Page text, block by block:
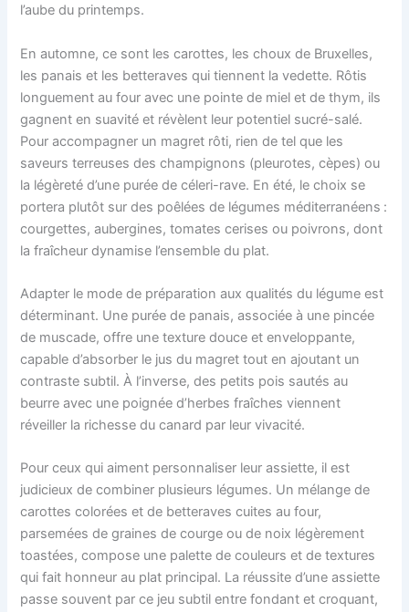
l’aube du printemps.
En automne, ce sont les carottes, les choux de Bruxelles,
les panais et les betteraves qui tiennent la vedette. Rôtis
longuement au four avec une pointe de miel et de thym, ils
gagnent en suavité et révèlent leur potentiel sucré-salé.
Pour accompagner un magret rôti, rien de tel que les
saveurs terreuses des champignons (pleurotes, cèpes) ou
la légèreté d’une purée de céleri-rave. En été, le choix se
portera plutôt sur des poêlées de légumes méditerranéens :
courgettes, aubergines, tomates cerises ou poivrons, dont
la fraîcheur dynamise l’ensemble du plat.
Adapter le mode de préparation aux qualités du légume est
déterminant. Une purée de panais, associée à une pincée
de muscade, offre une texture douce et enveloppante,
capable d’absorber le jus du magret tout en ajoutant un
contraste subtil. À l’inverse, des petits pois sautés au
beurre avec une poignée d’herbes fraîches viennent
réveiller la richesse du canard par leur vivacité.
Pour ceux qui aiment personnaliser leur assiette, il est
judicieux de combiner plusieurs légumes. Un mélange de
carottes colorées et de betteraves cuites au four,
parsemées de graines de courge ou de noix légèrement
toastées, compose une palette de couleurs et de textures
qui fait honneur au plat principal. La réussite d’une assiette
passe souvent par ce jeu subtil entre fondant et croquant,